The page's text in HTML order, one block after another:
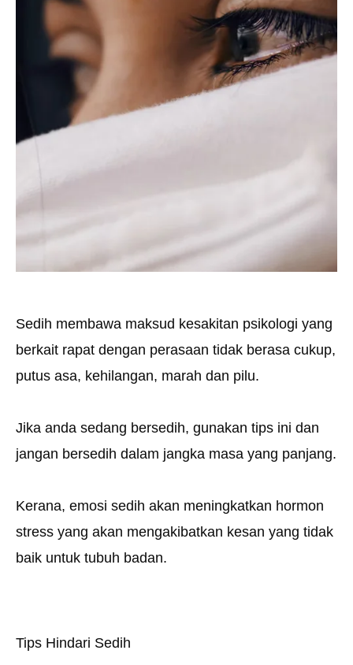
Sedih membawa maksud kesakitan psikologi yang
berkait rapat dengan perasaan tidak berasa cukup,
putus asa, kehilangan, marah dan pilu.
Jika anda sedang bersedih, gunakan tips ini dan
jangan bersedih dalam jangka masa yang panjang.
Kerana, emosi sedih akan meningkatkan hormon
stress yang akan mengakibatkan kesan yang tidak
baik untuk tubuh badan.
Tips Hindari Sedih